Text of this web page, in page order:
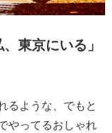
東京にいる」
るような、でもと
やってるおしゃれ